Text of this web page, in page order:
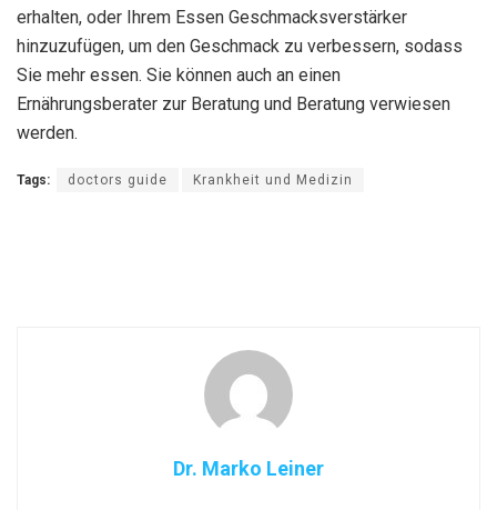
erhalten, oder Ihrem Essen Geschmacksverstärker
hinzuzufügen, um den Geschmack zu verbessern, sodass
Sie mehr essen. Sie können auch an einen
Ernährungsberater zur Beratung und Beratung verwiesen
werden.
Tags: doctors guide Krankheit und Medizin
Dr. Marko Leiner